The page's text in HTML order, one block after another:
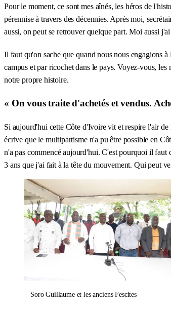
Pour le moment, ce sont mes aînés, les héros de
pérennise à travers des décennies. Après moi,
aussi, on peut se retrouver quelque part. Moi aussi
Il faut qu'on sache que quand nous nous engagions
campus et par ricochet dans le pays. Voyez-vous,
notre propre histoire.
« On vous traite d'achetés et vendus.
Si aujourd'hui cette Côte d'Ivoire vit et respire l'air de
écrive que le multipartisme n'a pu être possible en
n'a pas commencé aujourd'hui. C'est pourquoi il faut
3 ans que j'ai fait à la tête du mouvement. Qui peut
Soro Guillaume et les anciens Fescites